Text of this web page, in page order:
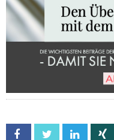
Facebook Twitter Linkedin